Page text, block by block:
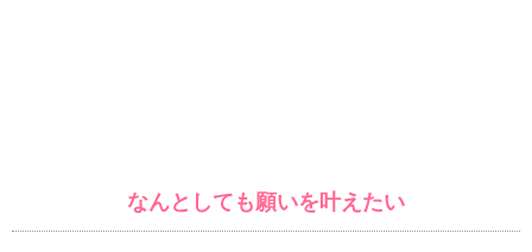
なんとしても願いを叶えたい